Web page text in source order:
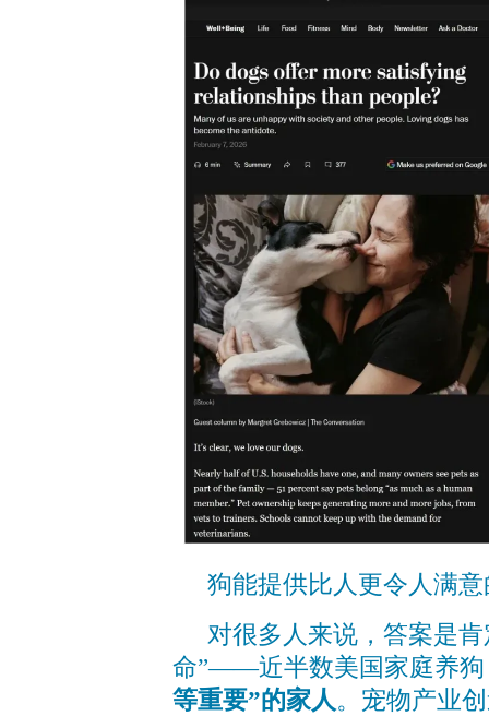
狗能提供比人更令人满
对很多人来说，答案是
命”——近半数美国家庭养狗
等重要”的家人。宠物产业